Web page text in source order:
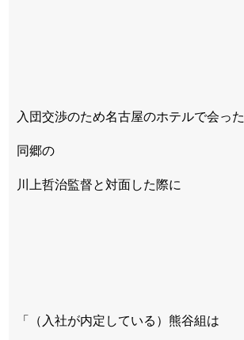
入団交渉のため名古屋のホテルで会った
同郷の
川上哲治監督と対面した際に
「（入社が内定している）熊谷組は